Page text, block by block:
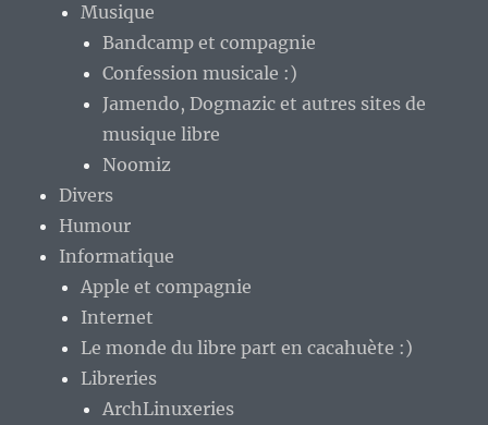
Musique
Bandcamp et compagnie
Confession musicale :)
Jamendo, Dogmazic et autres sites de
musique libre
Noomiz
Divers
Humour
Informatique
Apple et compagnie
Internet
Le monde du libre part en cacahuète :)
Libreries
ArchLinuxeries